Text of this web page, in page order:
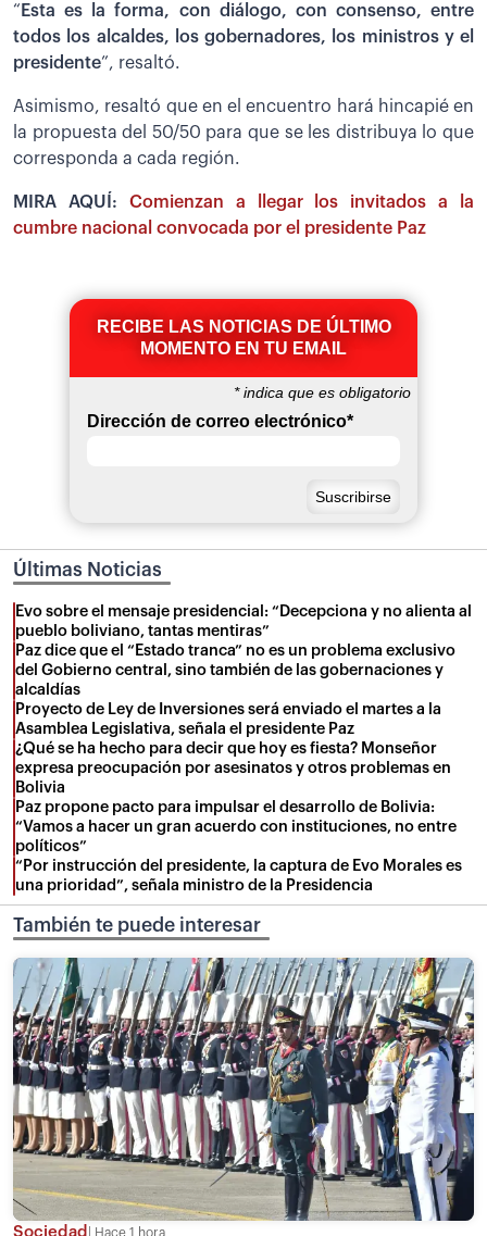
“ Esta es la forma, con diálogo, con consenso, entre
todos los alcaldes,
los gobernadores, los ministros y el
presidente”, resaltó.
Asimismo, resaltó que en el encuentro hará hincapié en
la propuesta del 50/50 para que se les distribuya lo que
corresponda a cada región.
MIRA AQUÍ: Comienzan a llegar los invitados a la
cumbre nacional convocada por el presidente Paz
RECIBE LAS NOTICIAS DE ÚLTIMO
MOMENTO EN TU EMAIL
*indica que es obligatorio
Dirección de correo electrónico*
Últimas Noticias
Evo sobre el mensaje presidencial: “Decepciona y no alienta al
pueblo boliviano, tantas mentiras”
Paz dice que el “Estado tranca” no es un problema exclusivo
del Gobierno central, sino también de las gobernaciones y
alcaldías
Proyecto de Ley de Inversiones será enviado el martes a la
Asamblea Legislativa, señala el presidente Paz
¿Qué se ha hecho para decir que hoy es fiesta? Monseñor
expresa preocupación por asesinatos y otros problemas en
Bolivia
Paz propone pacto para impulsar el desarrollo de Bolivia:
“Vamos a hacer un gran acuerdo con instituciones, no entre
políticos”
“Por instrucción del presidente, la captura de Evo Morales es
una prioridad”, señala ministro de la Presidencia
También te puede interesar
Sociedad Hace 1 hora